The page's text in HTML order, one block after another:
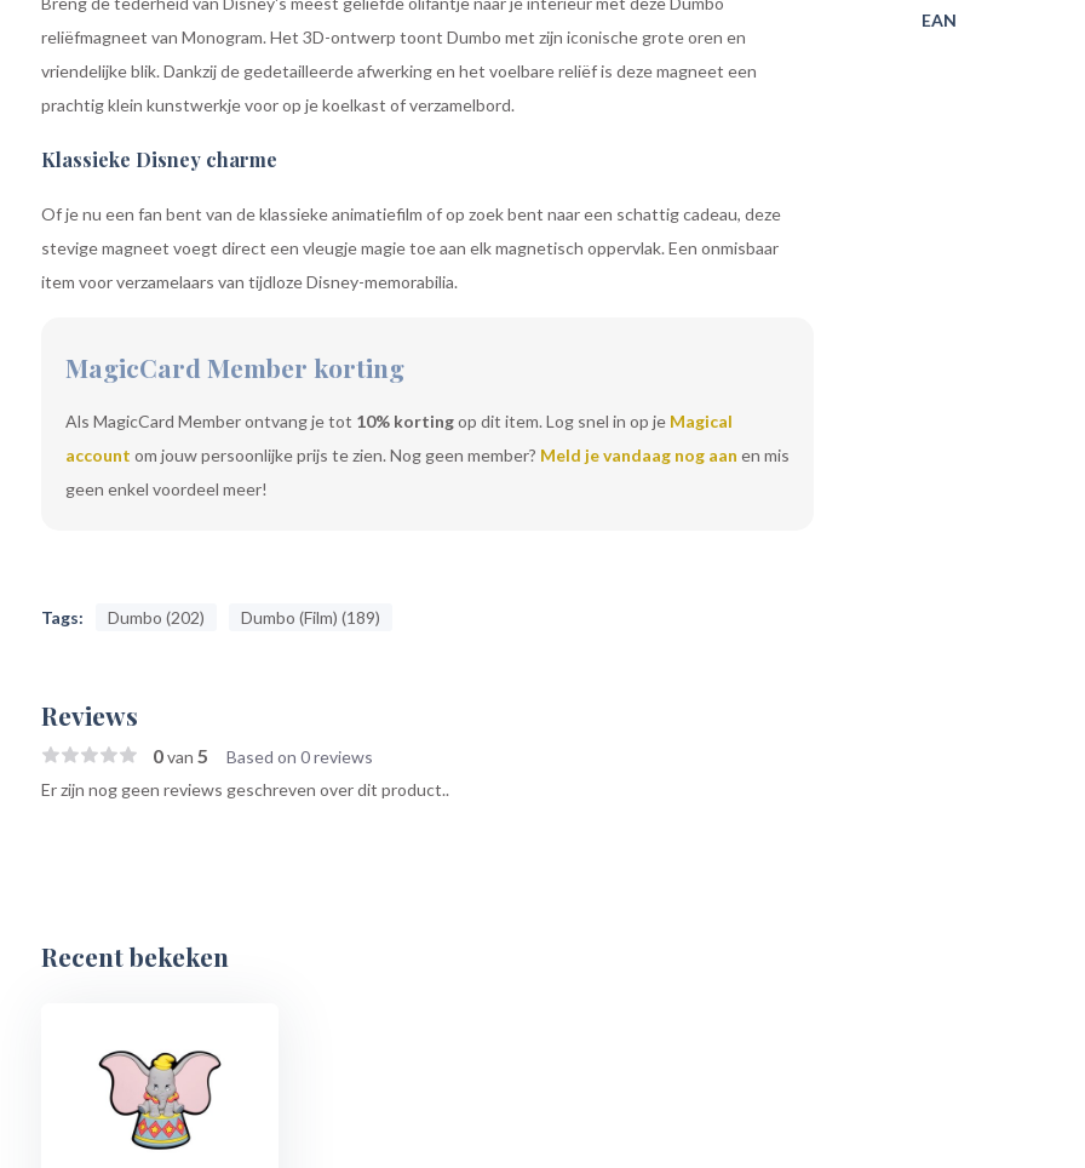
reliëfmagneet van Monogram. Het 3D-ontwerp toont Dumbo met zijn iconische grote oren en
vriendelijke blik. Dankzij de gedetailleerde afwerking en het voelbare reliëf is deze magneet een
prachtig klein kunstwerkje voor op je koelkast of verzamelbord.
Klassieke Disney charme
Of je nu een fan bent van de klassieke animatiefilm of op zoek bent naar een schattig cadeau, deze
stevige magneet voegt direct een vleugje magie toe aan elk magnetisch oppervlak. Een onmisbaar
item voor verzamelaars van tijdloze Disney-memorabilia.
MagicCard Member korting
Als MagicCard Member ontvang je tot 10% kortingop dit item. Log snel in op je Magical
account om jouw persoonlijke prijs te zien. Nog geen member? Meld je vandaag nog aan en mis
geen enkel voordeel meer!
Tags: Dumbo (202) Dumbo (Film) (189)
EAN
Reviews
0van 5 Based on 0 reviews
Er zijn nog geen reviews geschreven over dit product..
Recent bekeken